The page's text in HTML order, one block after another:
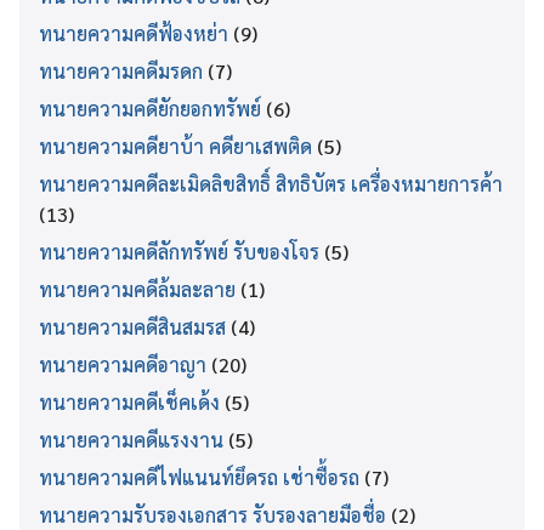
ทนายความคดีฟ้องหย่า (9)
ทนายความคดีมรดก (7)
ทนายความคดียักยอกทรัพย์ (6)
ทนายความคดียาบ้า คดียาเสพติด (5)
ทนายความคดีละเมิดลิขสิทธิ์ สิทธิบัตร เครื่องหมายการค้า
(13)
ทนายความคดีลักทรัพย์ รับของโจร (5)
ทนายความคดีล้มละลาย (1)
ทนายความคดีสินสมรส (4)
ทนายความคดีอาญา (20)
ทนายความคดีเช็คเด้ง (5)
ทนายความคดีแรงงาน (5)
ทนายความคดีไฟแนนท์ยึดรถ เช่าซื้อรถ (7)
ทนายความรับรองเอกสาร รับรองลายมือชื่อ (2)